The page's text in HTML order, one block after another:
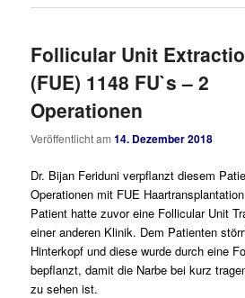
Follicular Unit
(FUE) 1148 FU`s – 2
Operationen
Veröffentlicht am14. Dezember 2018
Dr. Bijan Feriduni verpflanzt diesem
Operationen mit FUE
Patient hatte zuvor eine Follicular Unit
einer anderen Klinik. Dem Patienten
Hinterkopf und diese wurde durch eine
bepflanzt, damit die Narbe bei kurz
zu sehen ist.